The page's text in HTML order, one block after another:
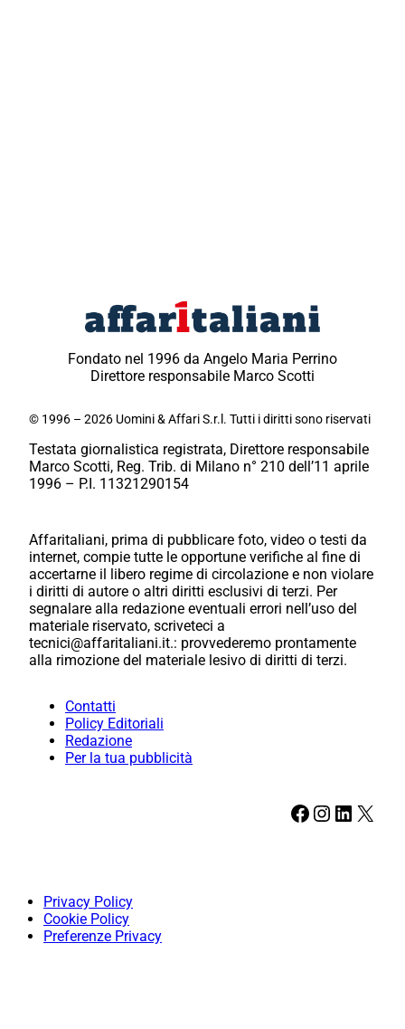
Fondato nel 1996 da Angelo Maria Perrino
Direttore responsabile Marco Scotti
© 1996 – 2026 Uomini & Affari S.r.l. Tutti i diritti sono riservati
Testata giornalistica registrata, Direttore responsabile
Marco Scotti, Reg. Trib. di Milano n° 210 dell’11 aprile
1996 – P.I. 11321290154
Affaritaliani, prima di pubblicare foto, video o testi da
internet, compie tutte le opportune verifiche al fine di
accertarne il libero regime di circolazione e non violare
i diritti di autore o altri diritti esclusivi di terzi. Per
segnalare alla redazione eventuali errori nell’uso del
materiale riservato, scriveteci a
tecnici@affaritaliani.it.: provvederemo prontamente
alla rimozione del materiale lesivo di diritti di terzi.
Contatti
Policy Editoriali
Redazione
Per la tua pubblicità
Facebook Instagram LinkedIn X
Privacy Policy
Cookie Policy
Preferenze Privacy